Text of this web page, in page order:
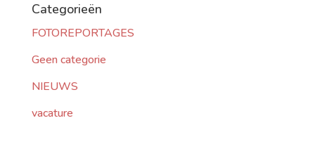
Categorieën
FOTOREPORTAGES
Geen categorie
NIEUWS
vacature